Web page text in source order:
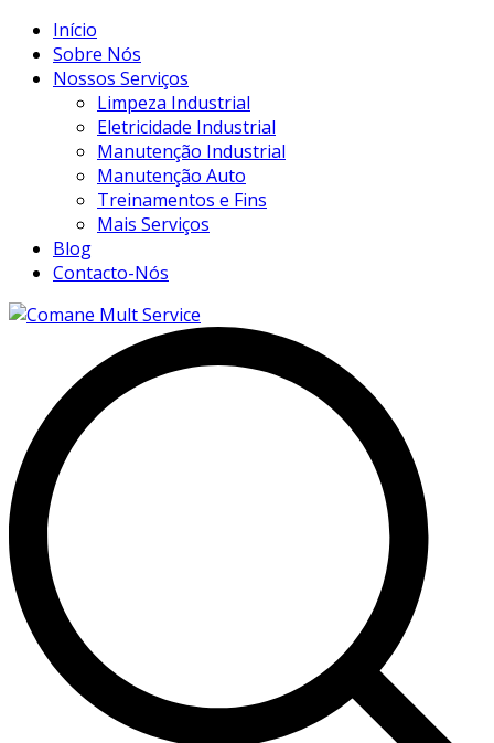
Início
Sobre Nós
Nossos Serviços
Limpeza Industrial
Eletricidade Industrial
Manutenção Industrial
Manutenção Auto
Treinamentos e Fins
Mais Serviços
Blog
Contacto-Nós